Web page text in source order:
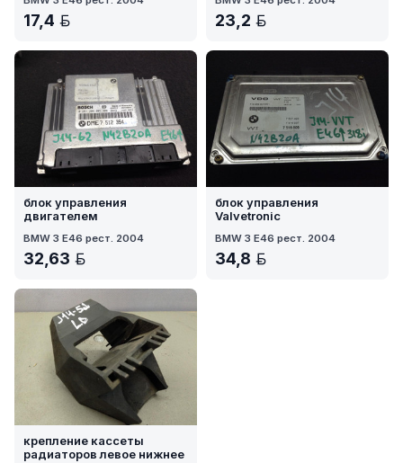
17,4 23,2
блок управления
двигателем
BMW 3 E46 рест. 2004
32,63
блок управления
Valvetronic
BMW 3 E46 рест. 2004
34,8
крепление кассеты
радиаторов левое нижнее